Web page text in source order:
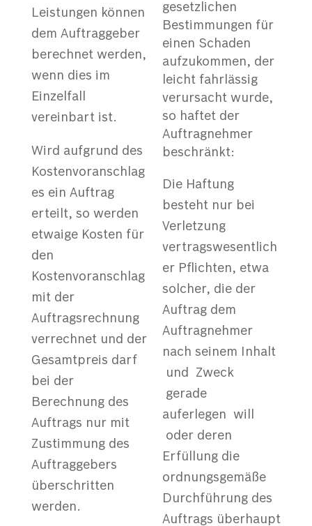
Leistungen können
dem Auftraggeber
berechnet werden,
wenn dies im
Einzelfall
vereinbart ist.
Wird aufgrund des
Kostenvoranschlag
es ein Auftrag
erteilt, so werden
etwaige Kosten für
den
Kostenvoranschlag
mit der
Auftragsrechnung
verrechnet und der
Gesamtpreis darf
bei der
Berechnung des
Auftrags nur mit
Zustimmung des
Auftraggebers
überschritten
werden.
gesetzlichen
Bestimmungen für
einen Schaden
aufzukommen, der
leicht fahrlässig
verursacht wurde,
so haftet der
Auftragnehmer
beschränkt:
Die Haftung
besteht nur bei
Verletzung
vertragswesentlich
er Pflichten, etwa
solcher, die der
Auftrag dem
Auftragnehmer
nach seinem Inhalt
und Zweck
gerade
auferlegen will
oder deren
Erfüllung die
ordnungsgemäße
Durchführung des
Auftrags überhaupt